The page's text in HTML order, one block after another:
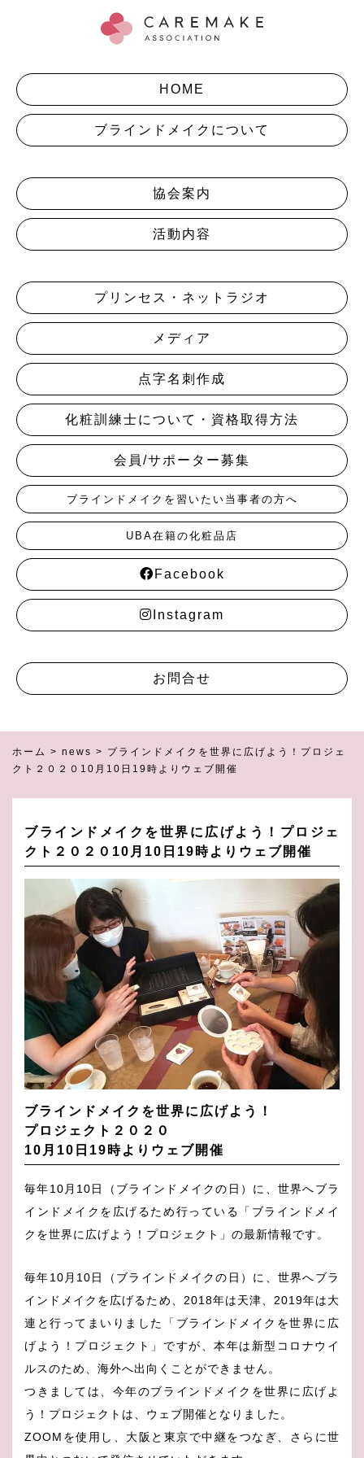
HOME
ブラインドメイクについて
協会案内
活動内容
プリンセス・ネットラジオ
メディア
点字名刺作成
化粧訓練士について・資格取得方法
会員/サポーター募集
ブラインドメイクを習いたい当事者の方へ
UBA在籍の化粧品店
Facebook
Instagram
お問合せ
ホーム > news > ブラインドメイクを世界に広げよう！プロジェ
クト２０２０10月10日19時よりウェブ開催
ブラインドメイクを世界に広げよう！プロジェ
クト２０２０10月10日19時よりウェブ開催
ブラインドメイクを世界に広げよう！
プロジェクト２０２０
10月10日19時よりウェブ開催
毎年10月10日（ブラインドメイクの日）に、世界へブラ
インドメイクを広げるため行っている「ブラインドメイ
クを世界に広げよう！プロジェクト」の最新情報です。
毎年10月10日（ブラインドメイクの日）に、世界へブラ
インドメイクを広げるため、2018年は天津、2019年は大
連と行ってまいりました「ブラインドメイクを世界に広
げよう！プロジェクト」ですが、本年は新型コロナウイ
ルスのため、海外へ出向くことができません。
つきましては、今年のブラインドメイクを世界に広げよ
う！プロジェクトは、ウェブ開催となりました。
ZOOMを使用し、大阪と東京で中継をつなぎ、さらに世